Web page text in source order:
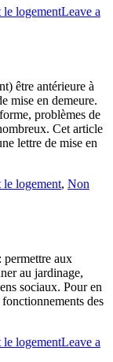
le logementLeave a
être antérieure à
mise en demeure.
problèmes de
Cet article
lettre de mise en
le logement, Non
permettre aux
au jardinage,
sociaux. Pour en
des
le logementLeave a